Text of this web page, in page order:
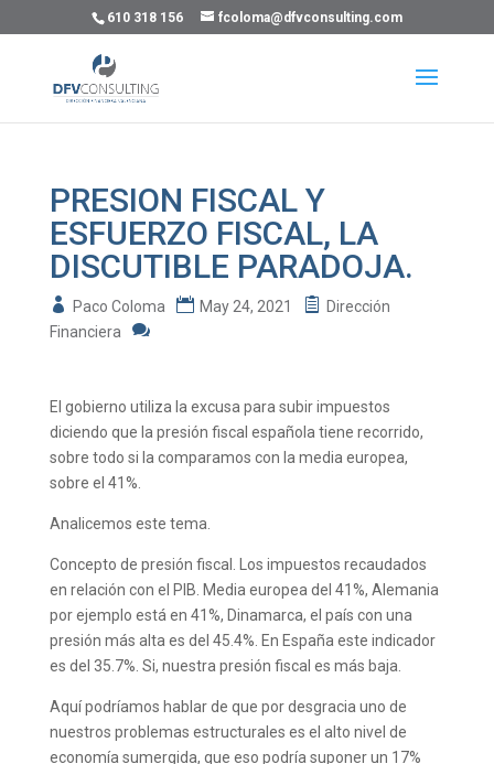
610 318 156 fcoloma@dfvconsulting.com
PRESION FISCAL Y
ESFUERZO FISCAL, LA
DISCUTIBLE PARADOJA.
Paco Coloma May 24, 2021
Dirección
Financiera
El gobierno utiliza la excusa para subir impuestos
diciendo que la presión fiscal española tiene recorrido,
sobre todo si la comparamos con la media europea,
sobre el 41%.
Analicemos este tema.
Concepto de presión fiscal. Los impuestos recaudados
en relación con el PIB. Media europea del 41%, Alemania
por ejemplo está en 41%, Dinamarca, el país con una
presión más alta es del 45.4%. En España este indicador
es del 35.7%. Si, nuestra presión fiscal es más baja.
Aquí podríamos hablar de que por desgracia uno de
nuestros problemas estructurales es el alto nivel de
economía sumergida, que eso podría suponer un 17%